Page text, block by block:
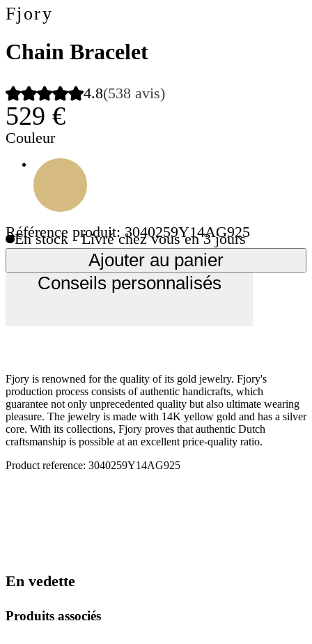
Fjory
Chain Bracelet
4.8(538 avis)
529 €
Couleur
Référence produit: 3040259Y14AG925
En stock - Livré chez vous en 3 jours
Ajouter au panier
Conseils personnalisés
Fjory is renowned for the quality of its gold jewelry. Fjory's
production process consists of authentic handicrafts, which
guarantee not only unprecedented quality but also ultimate wearing
pleasure. The jewelry is made with 14K yellow gold and has a silver
core. With its collections, Fjory proves that authentic Dutch
craftsmanship is possible at an excellent price-quality ratio.
Product reference: 3040259Y14AG925
En vedette
Produits associés